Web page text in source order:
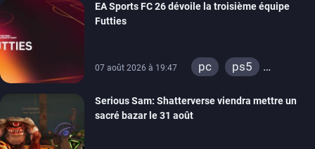
switch
EA Sports FC 26 dévoile la troisième équipe
Futties
07 août 2026 à 19:47 pc
ps5
switch
ps4
Serious Sam: Shatterverse viendra mettre un
sacré bazar le 31 août